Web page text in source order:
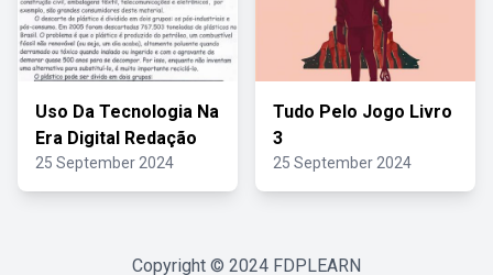
Uso Da Tecnologia Na
Era Digital Redação
25 September 2024
Tudo Pelo Jogo Livro
3
25 September 2024
Copyright © 2024 FDPLEARN